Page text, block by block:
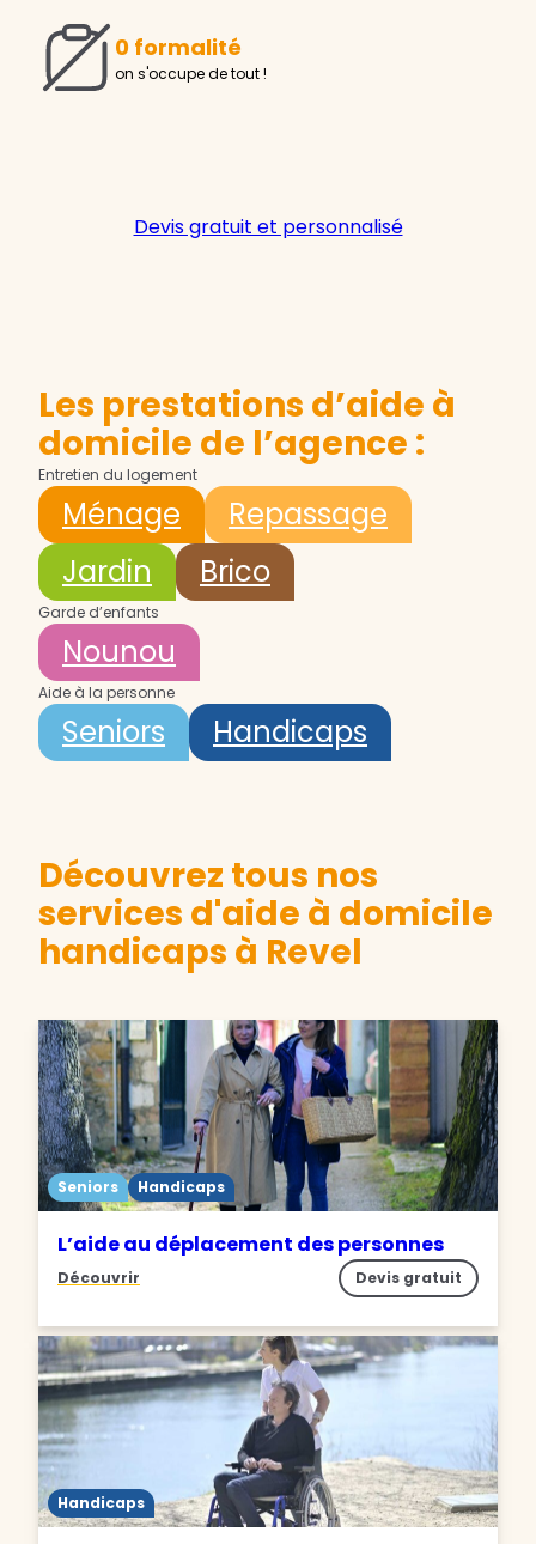
0 formalité
on s'occupe de tout !
Devis gratuit et personnalisé
Les prestations d’aide à
domicile de l’agence :
Entretien du logement
Ménage
Repassage
Jardin
Brico
Garde d’enfants
Nounou
Aide à la personne
Seniors Handicaps
Découvrez tous nos
services d'aide à domicile
handicaps à Revel
Seniors Handicaps
L’aide au déplacement des personnes
Découvrir Devis gratuit
Handicaps